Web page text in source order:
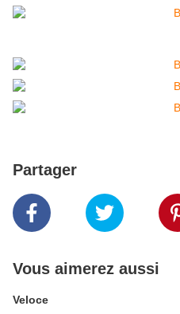
Partager
Vous aimerez aussi
Veloce